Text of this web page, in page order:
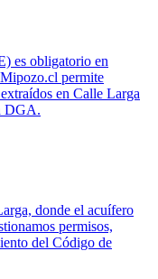
es obligatorio en
permite
en Calle Larga
DGA.
donde el acuífero
permisos,
del Código de